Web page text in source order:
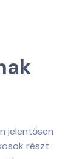
jelentősen
részt